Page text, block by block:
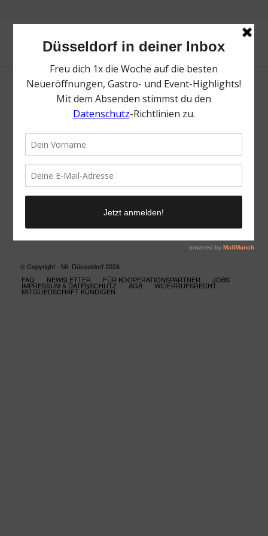
Neue Suche
Suchergebnis nicht zufriedenstellend? Versuche es mal mit
einem Wortteil oder einer anderen Schreibweise.
© Copyright - Mr. Düsseldorf 2026
FAQ
NEWSLETTER FÜR KOOPERATIONSPARTNER JOBS
IMPRESSUM & DATENSCHUTZ AGB WIDERRUFSRECHT
MITGLIEDSCHAFT KÜNDIGEN